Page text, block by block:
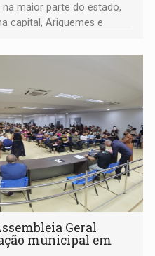
maior parte do estado,
capital, Ariquemes e
Geral
municipal em